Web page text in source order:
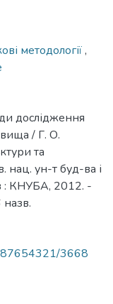
методології,
дослідження
/ Г. О.
та
нац. ун-т буд-ва і
: КНУБА, 2012. -
3668